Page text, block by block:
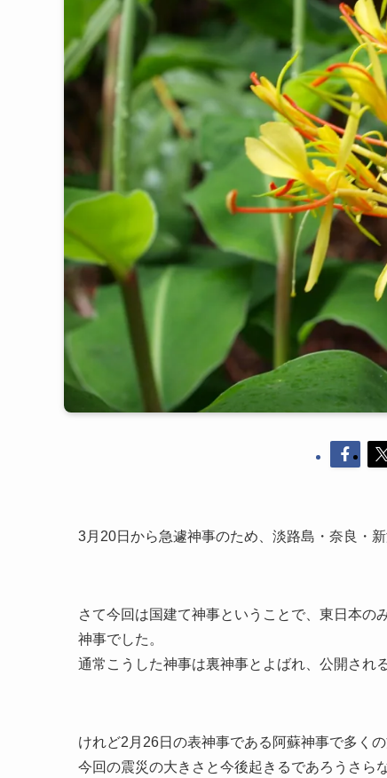
3月20日から急遽神事のため、淡路島・奈良・
さて今回は国建て神事ということで、東日本の
神事でした。
通常こうした神事は裏神事とよばれ、公開され
けれど2月26日の表神事である阿蘇神事で多くの
今回の震災の大きさと今後起きるであろうさら